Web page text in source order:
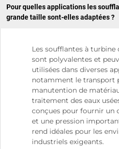
Pour quelles applications les
grande taille sont-elles adaptées ?
Les soufflantes à turbine
sont polyvalentes et
utilisées dans diverses
notamment le transport
manutention de
traitement des eaux
conçues pour fournir un
et une pression
rend idéales pour les
industriels exigeants.